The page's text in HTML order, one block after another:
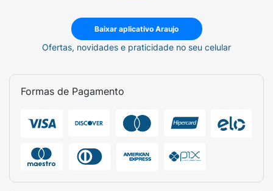
Baixar aplicativo Araujo
Ofertas, novidades e praticidade no seu celular
Formas de Pagamento